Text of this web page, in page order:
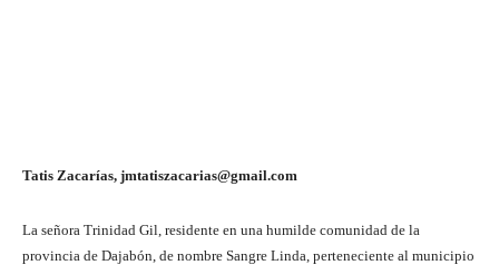
Tatis Zacarías, jmtatiszacarias@gmail.com
La señora Trinidad Gil, residente en una humilde comunidad de la
provincia de Dajabón, de nombre Sangre Linda, perteneciente al municipio